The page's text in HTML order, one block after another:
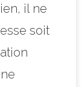
il ne
soit